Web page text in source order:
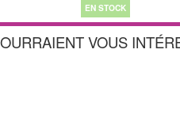
EN STOCK
VOUS